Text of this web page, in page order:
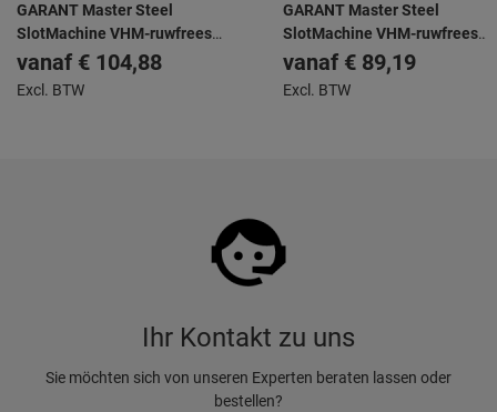
GARANT Master Steel
SlotMachine VHM-ruwfrees
HPC TiAlN
vanaf € 104,88
Excl. BTW
GARANT Master Steel
SlotMachine VHM-ruwfrees
HPC TiAlN
vanaf € 89,19
Excl. BTW
Ihr Kontakt zu uns
Sie möchten sich von unseren Experten beraten lassen oder
bestellen?